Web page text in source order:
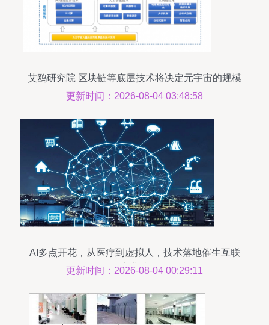
艾鸥研究院 区块链等底层技术将决定元宇宙的规模
与秩序
更新时间：2026-08-04 03:48:58
AI多点开花，从医疗到虚拟人，技术落地催生互联
网产业迭代
更新时间：2026-08-04 00:29:11